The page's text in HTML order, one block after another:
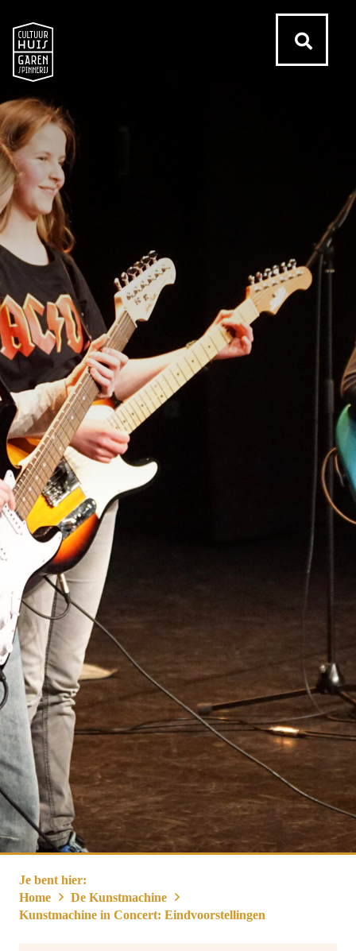
Je bent hier:
Home
De Kunstmachine
Kunstmachine in Concert: Eindvoorstellingen